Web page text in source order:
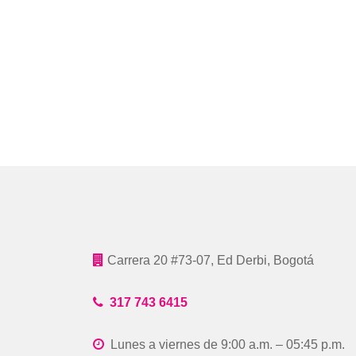
Carrera 20 #73-07, Ed Derbi, Bogotá
317 743 6415
Lunes a viernes de 9:00 a.m. – 05:45